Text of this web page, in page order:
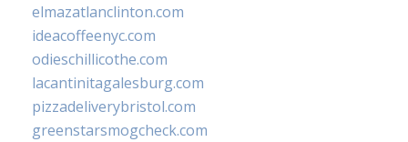
elmazatlanclinton.com
ideacoffeenyc.com
odieschillicothe.com
lacantinitagalesburg.com
pizzadeliverybristol.com
greenstarsmogcheck.com